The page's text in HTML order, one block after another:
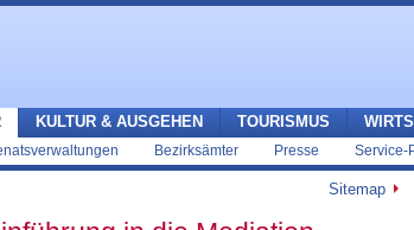
Bezirksämter Presse Service-
KULTUR & AUSGEHEN TOURISMUS
Sitemap